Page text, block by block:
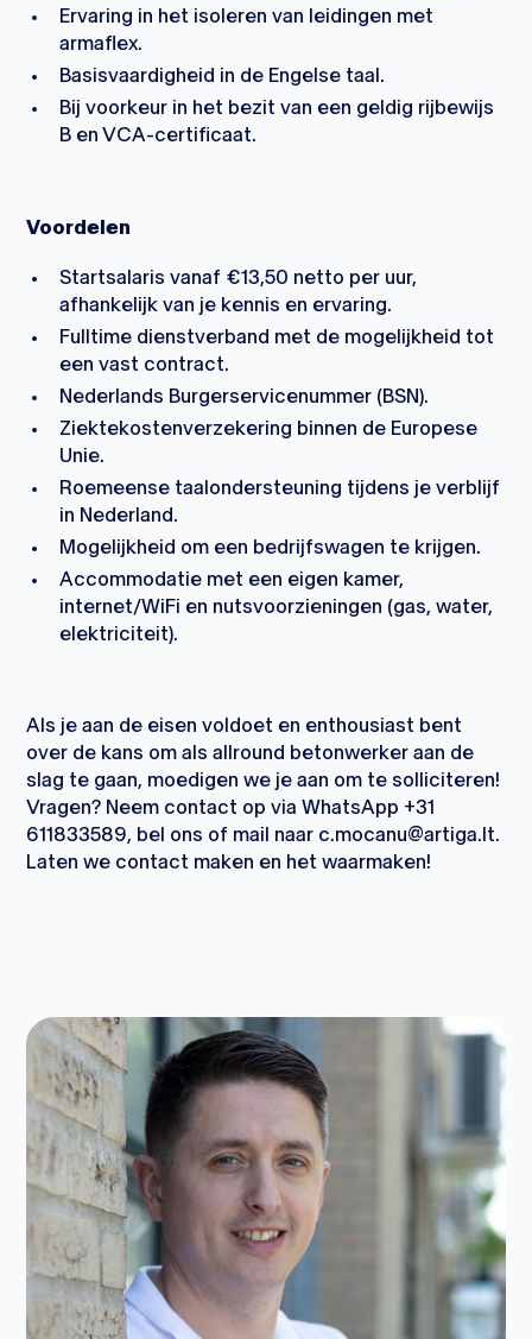
Ervaring in het isoleren van leidingen met
armaflex.
Basisvaardigheid in de Engelse taal.
Bij voorkeur in het bezit van een geldig rijbewijs
B en VCA-certificaat.
Voordelen
Startsalaris vanaf €13,50 netto per uur,
afhankelijk van je kennis en ervaring.
Fulltime dienstverband met de mogelijkheid tot
een vast contract.
Nederlands Burgerservicenummer (BSN).
Ziektekostenverzekering binnen de Europese
Unie.
Roemeense taalondersteuning tijdens je verblijf
in Nederland.
Mogelijkheid om een bedrijfswagen te krijgen.
Accommodatie met een eigen kamer,
internet/WiFi en nutsvoorzieningen (gas, water,
elektriciteit).
Als je aan de eisen voldoet en enthousiast bent
over de kans om als allround betonwerker aan de
slag te gaan, moedigen we je aan om te solliciteren!
Vragen? Neem contact op via WhatsApp +31
611833589, bel ons of mail naar c.mocanu@artiga.lt.
Laten we contact maken en het waarmaken!